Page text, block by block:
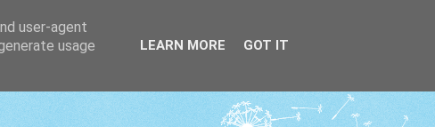
user-agent
usage
LEARN MORE GOT IT